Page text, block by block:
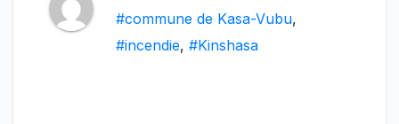
#commune de Kasa-Vubu,
#incendie, #Kinshasa